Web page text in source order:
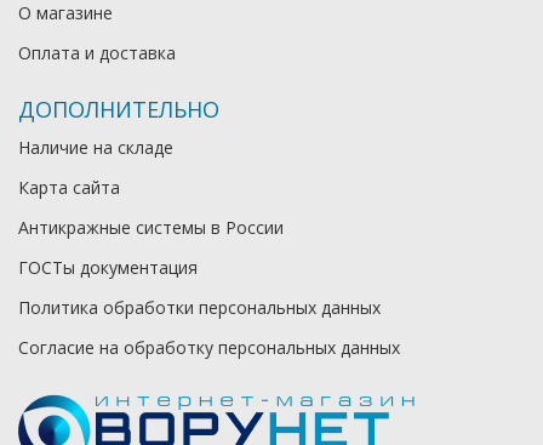
О магазине
Оплата и доставка
ДОПОЛНИТЕЛЬНО
Наличие на складе
Карта сайта
Антикражные системы в России
ГОСТы документация
Политика обработки персональных данных
Согласие на обработку персональных данных